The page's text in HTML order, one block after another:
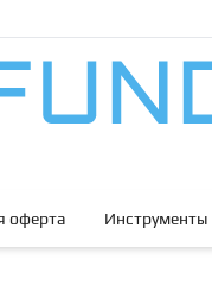
оферта Инструменты